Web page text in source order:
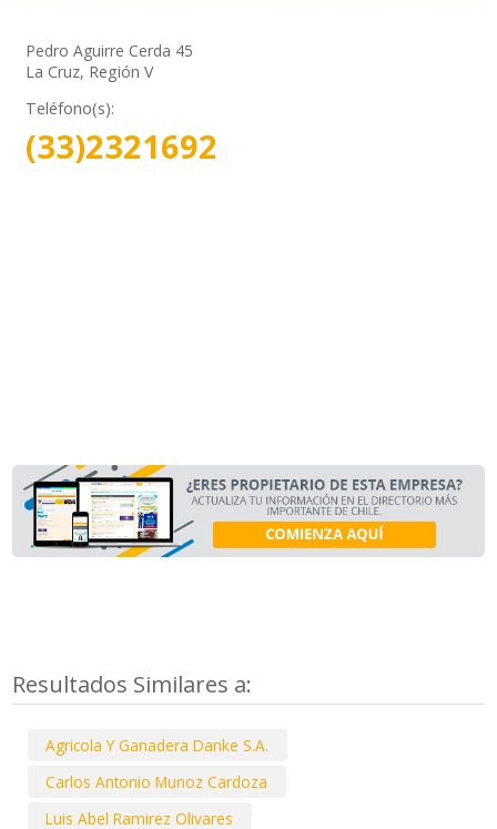
Pedro Aguirre Cerda 45
La Cruz, Región V
Teléfono(s):
(33)2321692
Resultados Similares a:
Agricola Y Ganadera Danke S.A.
Carlos Antonio Munoz Cardoza
Luis Abel Ramirez Olivares